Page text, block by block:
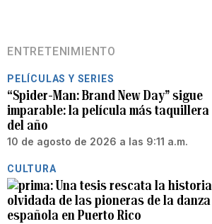
ENTRETENIMIENTO
PELÍCULAS Y SERIES
“Spider-Man: Brand New Day” sigue
imparable: la película más taquillera
del año
10 de agosto de 2026 a las 9:11 a.m.
CULTURA
Una tesis rescata la historia
olvidada de las pioneras de la danza
española en Puerto Rico